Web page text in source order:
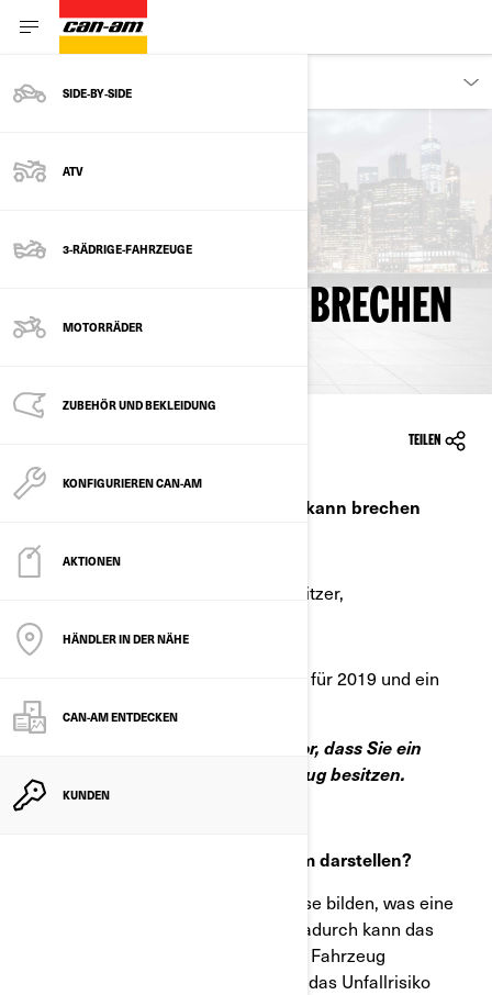
SIDE‑BY‑SIDE
ATV
3-RÄDRIGE-FAHRZEUGE
MOTORRÄDER
ZUBEHÖR UND BEKLEIDUNG
KONFIGURIEREN CAN-AM
AKTIONEN
HÄNDLER IN DER NÄHE
CAN-AM ENTDECKEN
KUNDEN
ZURÜCK ZU RÜCKRUFINFORMATIONEN
CAN-AM ®RYKER
RADMUTTER KANN BRECHEN
TEILEN
Betreff: Ryker Radmutter kann brechen
Sehr geehrter Can-Am On-Road-Besitzer,
BRP startet einen Sicherheitsrückruf für 2019 und ein
paar 2020 Can-Am Ryker Modelle
Aus unseren Unterlagen geht hervor, dass Sie ein
möglicherweise betroffenes Fahrzeug besitzen.
Was könnte das potenzielle Problem darstellen?
Bei den Radmuttern können sich Risse bilden, was eine
reduzierte Spannkraft verursacht. Dadurch kann das
Handling oder die Kontrolle über das Fahrzeug
beeinflusst werden. Dadurch könnte das Unfallrisiko